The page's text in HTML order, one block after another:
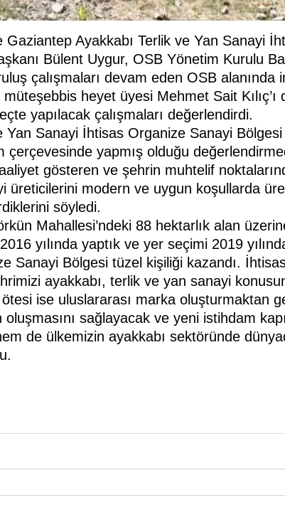
Gaziantep Ayakkabı Terlik ve Yan Sanayi
Bülent Uygur, OSB Yönetim Kurulu
çalışmaları devam eden OSB alanında
heyet üyesi Mehmet Sait
yapılacak çalışmaları değerlendirdi.
Yan Sanayi İhtisas Organize Sanayi
çerçevesinde yapmış olduğu
gösteren ve şehrin muhtelif
üreticilerini modern ve uygun koşullarda
söyledi.
Mahallesi’ndeki 88 hektarlık alan
yılında yaptık ve yer seçimi 2019
Sanayi Bölgesi tüzel kişiliği kazandı.
ayakkabı, terlik ve yan sanayi
ötesi ise uluslararası marka oluşturmaktan
oluşmasını sağlayacak ve yeni istihdam
de ülkemizin ayakkabı sektöründe